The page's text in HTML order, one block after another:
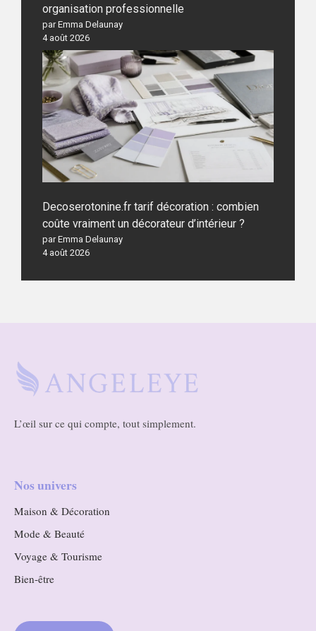
organisation professionnelle
par Emma Delaunay
4 août 2026
Decoserotonine.fr tarif décoration : combien
coûte vraiment un décorateur d’intérieur ?
par Emma Delaunay
4 août 2026
L’œil sur ce qui compte, tout simplement.
Nos univers
Maison & Décoration
Mode & Beauté
Voyage & Tourisme
Bien-être